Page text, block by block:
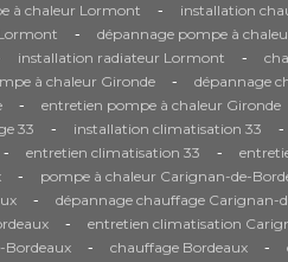
à chaleur Lormont - installation
- dépannage pompe à
installation radiateur Lormont -
à chaleur Gironde - dépannage
- entretien pompe à chaleur Gironde
33 - installation climatisation 33 -
- entretien climatisation 33 -
- pompe à chaleur Carignan-de-
- dépannage chauffage Carignan-
- entretien climatisation
Bordeaux - chauffage Bordeaux -